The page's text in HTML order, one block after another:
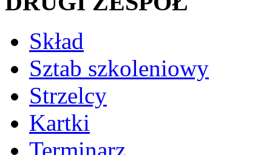
Skład
Sztab szkoleniowy
Strzelcy
Kartki